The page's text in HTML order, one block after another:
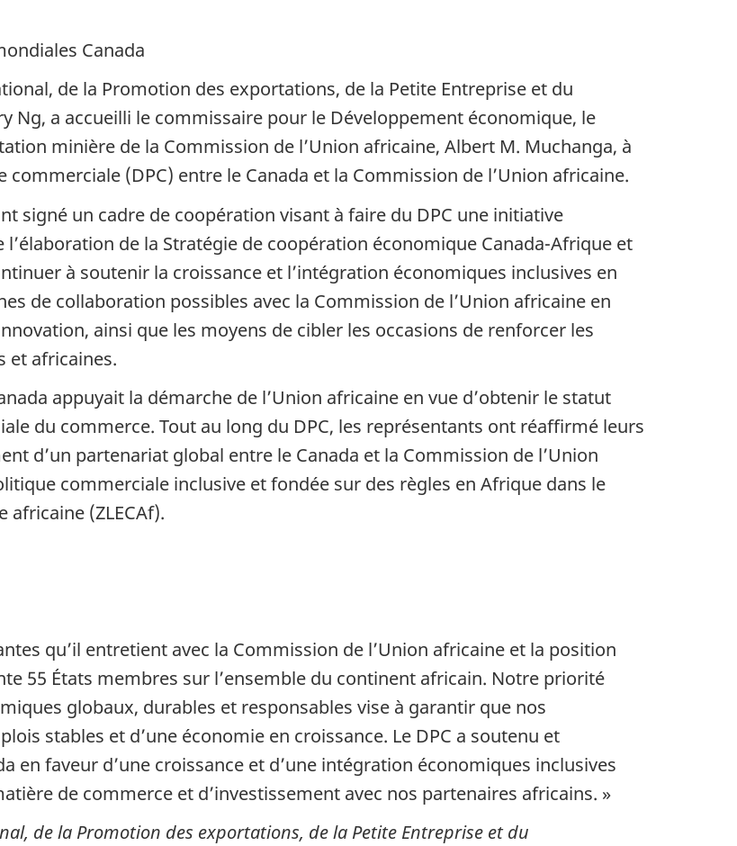
Canada
de la Promotion des exportations, de la Petite Entreprise et du
Ng, a accueilli le commissaire pour le Développement économique, le
minière de la Commission de l’Union africaine, Albert M. Muchanga, à
(DPC) entre le Canada et la Commission de l’Union africaine.
signé un cadre de coopération visant à faire du DPC une initiative
de la Stratégie de coopération économique Canada-Afrique et
à soutenir la croissance et l’intégration économiques inclusives en
de collaboration possibles avec la Commission de l’Union africaine en
ainsi que les moyens de cibler les occasions de renforcer les
et africaines.
appuyait la démarche de l’Union africaine en vue d’obtenir le statut
du commerce. Tout au long du DPC, les représentants ont réaffirmé leurs
d’un partenariat global entre le Canada et la Commission de l’Union
commerciale inclusive et fondée sur des règles en Afrique dans le
(ZLECAf).
qu’il entretient avec la Commission de l’Union africaine et la position
55 États membres sur l’ensemble du continent africain. Notre priorité
globaux, durables et responsables vise à garantir que nos
stables et d’une économie en croissance. Le DPC a soutenu et
en faveur d’une croissance et d’une intégration économiques inclusives
de commerce et d’investissement avec nos partenaires africains. »
de la Promotion des exportations, de la Petite Entreprise et du